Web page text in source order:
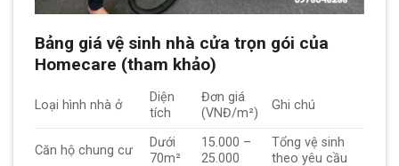
Bảng giá vệ sinh nhà cửa trọn gói của
Homecare (tham khảo)
Loại hình nhà ở
Diện
tích
Đơn giá
(VNĐ/m²)
Ghi chú
Căn hộ chung cư
Dưới
70m²
15.000 –
25.000
Tổng vệ sinh
theo yêu cầu